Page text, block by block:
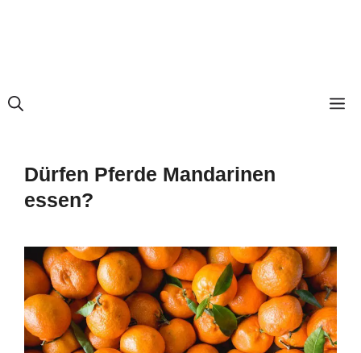
Dürfen Pferde Mandarinen
essen?